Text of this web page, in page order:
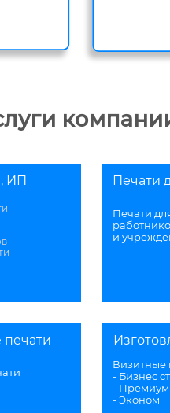
Штампы
Печати
Печати
и
ИП
Визитные
- Бизнес
- Премиум
- Эконом
печати